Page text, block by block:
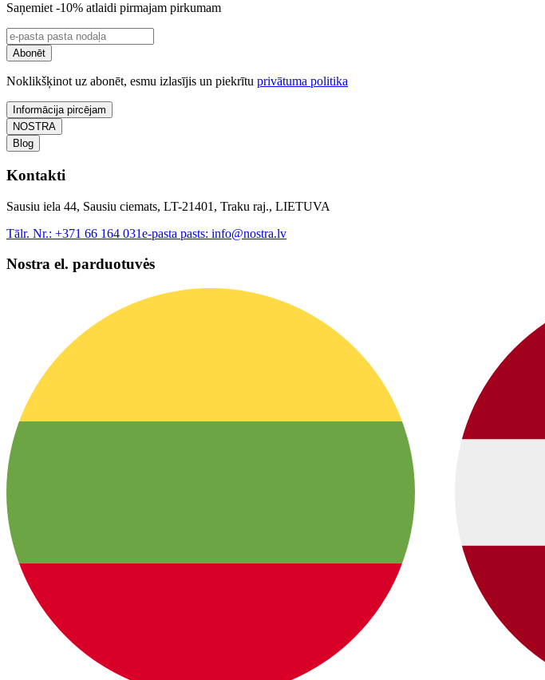
Saņemiet -10% atlaidi pirmajam pirkumam
Abonēt
Noklikšķinot uz abonēt, esmu izlasījis un piekrītu privātuma politika
Informācija pircējam
NOSTRA
Blog
Kontakti
Sausiu iela 44, Sausiu ciemats, LT-21401, Traku raj., LIETUVA
Tālr. Nr.: +371 66 164 031e-pasta pasts: info@nostra.lv
Nostra el. parduotuvės